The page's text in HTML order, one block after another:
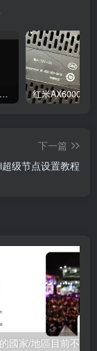
小米路由器4A/4A千兆版/R4A/R4AC傻瓜式刷机教程breed版+openwrt分区版支持V1V2+恢复原厂教程
下一篇
级节点设置教程